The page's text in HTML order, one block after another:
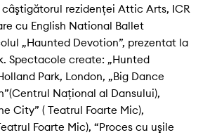
câştigătorul rezidenţei Attic Arts, ICR
cu English National Ballet
„Haunted Devotion”, prezentat la
Spectacole create: „Hunted
Park, London, „Big Dance
Naţional al Dansului),
City” ( Teatrul Foarte Mic),
Foarte Mic), “Proces cu uşile